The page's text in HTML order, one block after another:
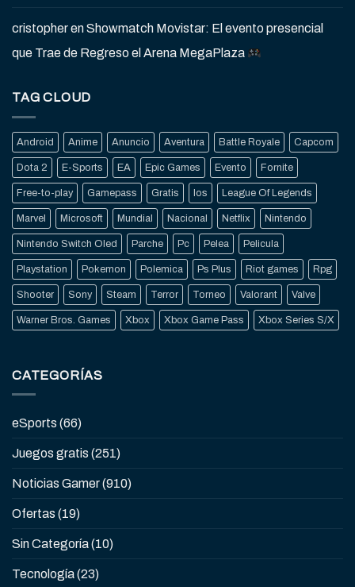
cristopherenShowmatch Movistar: El evento presencial
que Trae de Regreso el Arena MegaPlaza
TAG CLOUD
Android Anime Anuncio Aventura Battle Royale Capcom
Dota 2 E-Sports EA Epic Games Evento Fornite
Free-to-play Gamepass Gratis Ios League Of Legends
Marvel Microsoft Mundial Nacional Netflix Nintendo
Nintendo Switch Oled Parche Pc Pelea Pelicula
Playstation Pokemon Polemica Ps Plus Riot games Rpg
Shooter Sony Steam Terror Torneo Valorant Valve
Warner Bros. Games Xbox Xbox Game Pass Xbox Series S/X
CATEGORÍAS
eSports (66)
Juegos gratis (251)
Noticias Gamer(910)
Ofertas (19)
Sin Categoría(10)
Tecnología(23)